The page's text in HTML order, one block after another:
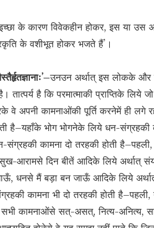
के कारण विवेकहीन होकर, इस या उस
के वशीभूत होकर भजते हैं’।
उनउन अर्थात् इस लोकके और
तात्पर्य है कि परमात्माकी प्राप्तिके लिये
वे अपनी कामनाओंकी पूर्ति करनेमें ही
है–यहाँके भोग भोगनेके लिये धन-संग्रहकी
कामना दो तरहकी होती
आरामसे दिन बीतें आदिके लिये अर्थात्
धनसे मैं बड़ा बन जाऊँ आदिके लिये
कामना भी दो तरहकी होती
कामनाओंसे सत्-असत्, नित्य-अनित्य,